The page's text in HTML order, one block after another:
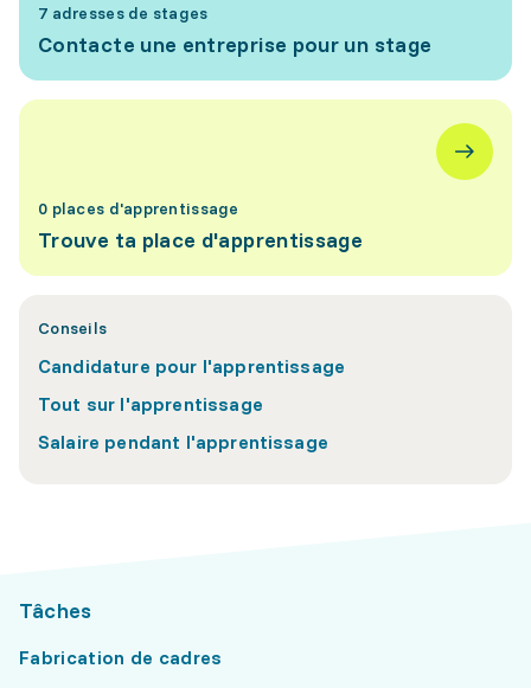
7 adresses de stages
Contacte une entreprise pour un stage
0 places d'apprentissage
Trouve ta place d'apprentissage
Conseils
Candidature pour l'apprentissage
Tout sur l'apprentissage
Salaire pendant l'apprentissage
Tâches
Fabrication de cadres